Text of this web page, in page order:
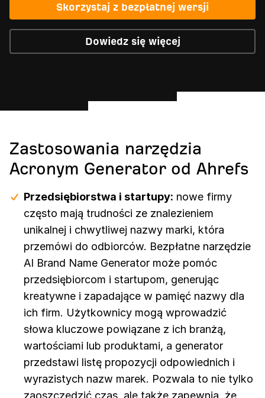
Skorzystaj z bezpłatnej wersji
Dowiedz się więcej
Zastosowania narzędzia
Acronym Generator od Ahrefs
Przedsiębiorstwa i startupy: nowe firmy
często mają trudności ze znalezieniem
unikalnej i chwytliwej nazwy marki, która
przemówi do odbiorców. Bezpłatne narzędzie
AI Brand Name Generator może pomóc
przedsiębiorcom i startupom, generując
kreatywne i zapadające w pamięć nazwy dla
ich firm. Użytkownicy mogą wprowadzić
słowa kluczowe powiązane z ich branżą,
wartościami lub produktami, a generator
przedstawi listę propozycji odpowiednich i
wyrazistych nazw marek. Pozwala to nie tylko
zaoszczędzić czas, ale także zapewnia, że